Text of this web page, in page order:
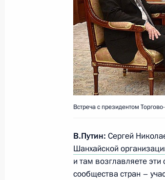
15 декабря 2014
Встреча с
хозяйства Михаилом
15 декабря 2014 года, 13:45
12 декабря 2014
Рабочая встреча с
Шевелёвым
Встреча с президентом
В.Путин: Сергей
Шанхайской
и там возглавляете
сообщества стран –